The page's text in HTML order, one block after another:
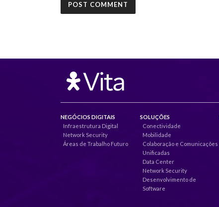
NEGÓCIOS DIGITAIS
Infraestrutura Digital
Network Security
Áreas de Trabalho Futuro
SOLUÇÕES
Conectividade
Mobilidade
Colaboração e Comunicações
Unificadas
Data Center
Network Security
Desenvolvimento de
Software